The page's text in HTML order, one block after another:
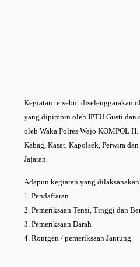
Kegiatan tersebut diselenggarakan
yang dipimpin oleh IPTU Gusti dan
oleh Waka Polres Wajo KOMPOL
Kabag, Kasat, Kapolsek, Perwira
Jajaran.
Adapun kegiatan yang
1. Pendaftaran
2. Pemeriksaan Tensi, Tinggi dan
3. Pemeriksaan Darah
4. Rontgen / pemeriksaan Jantung.